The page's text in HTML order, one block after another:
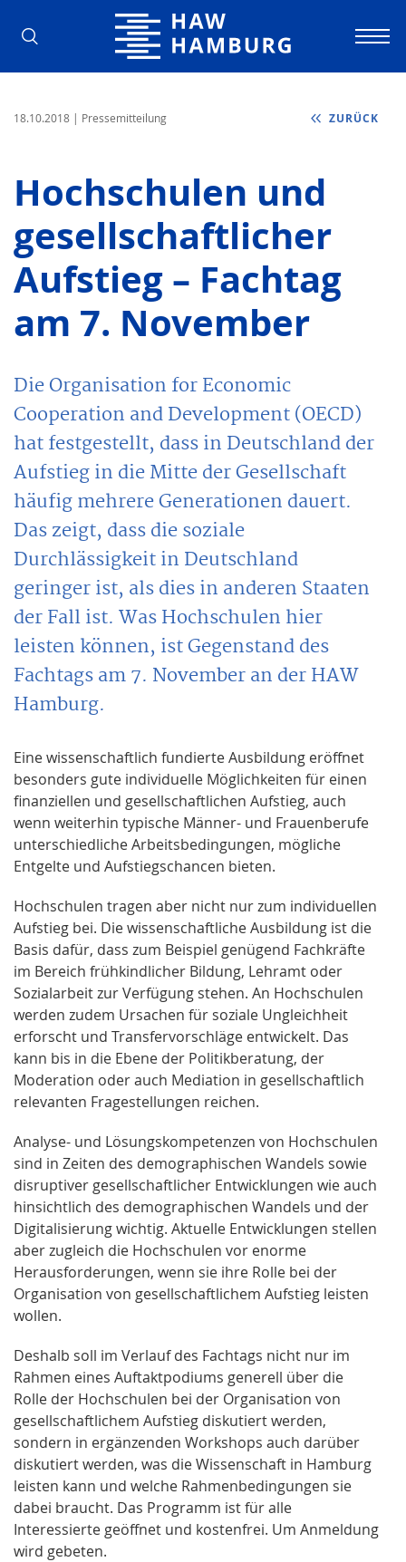
Hochschule für Angewandte
18.10.2018 | Pressemitteilung ZURÜCK
Hochschulen und
gesellschaftlicher
Aufstieg – Fachtag
am 7. November
Die Organisation for Economic
Cooperation and Development (OECD)
hat festgestellt, dass in Deutschland der
Aufstieg in die Mitte der Gesellschaft
häufig mehrere Generationen dauert.
Das zeigt, dass die soziale
Durchlässigkeit in Deutschland
geringer ist, als dies in anderen Staaten
der Fall ist. Was Hochschulen hier
leisten können, ist Gegenstand des
Fachtags am 7. November an der HAW
Hamburg.
Eine wissenschaftlich fundierte Ausbildung eröffnet
besonders gute individuelle Möglichkeiten für einen
finanziellen und gesellschaftlichen Auf­stieg, auch
wenn weiterhin typische Männer- und Frauenberufe
unterschied­liche Arbeitsbedingungen, mögliche
Entgelte und Aufstiegschancen bieten.
Hochschulen tragen aber nicht nur zum individuellen
Aufstieg bei. Die wissenschaftliche Ausbildung ist die
Basis dafür, dass zum Beispiel genügend Fachkräfte
im Bereich frühkindlicher Bildung, Lehramt oder
Sozialarbeit zur Verfügung stehen. An Hochschulen
werden zudem Ursachen für soziale Ungleichheit
erforscht und Transfervorschläge ent­wickelt. Das
kann bis in die Ebene der Politikberatung, der
Moderation oder auch Mediation in gesellschaftlich
relevanten Fragestellungen reichen.
Analyse- und Lösungskompetenzen von Hochschulen
sind in Zeiten des demographischen Wandels sowie
disruptiver gesellschaftlicher Entwick­lungen wie auch
hinsichtlich des demographischen Wandels und der
Digitalisierung wichtig. Aktuelle Entwicklungen stellen
aber zugleich die Hochschulen vor enorme
Herausforderungen, wenn sie ihre Rolle bei der
Organisation von gesellschaftlichem Aufstieg leisten
wollen.
Deshalb soll im Verlauf des Fachtags nicht nur im
Rahmen eines Auftakt­podiums generell über die
Rolle der Hochschulen bei der Organisation von
gesellschaftlichem Aufstieg diskutiert werden,
sondern in ergänzenden Workshops auch darüber
diskutiert werden, was die Wissenschaft in Hamburg
leisten kann und welche Rahmenbedingungen sie
dabei braucht. Das Programm ist für alle
Interessierte geöffnet und kostenfrei. Um An­meldung
wird gebeten.